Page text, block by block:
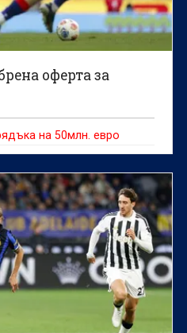
оферта за
на 50млн. евро